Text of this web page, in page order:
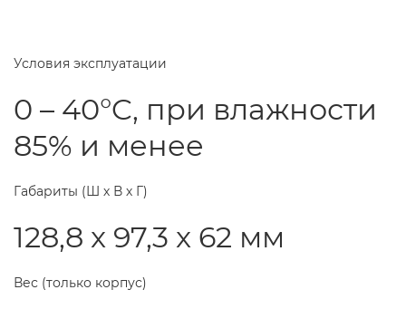
Условия эксплуатации
0 – 40°C, при влажности
85% и менее
Габариты (Ш х В х Г)
128,8 x 97,3 x 62 мм
Вес (только корпус)